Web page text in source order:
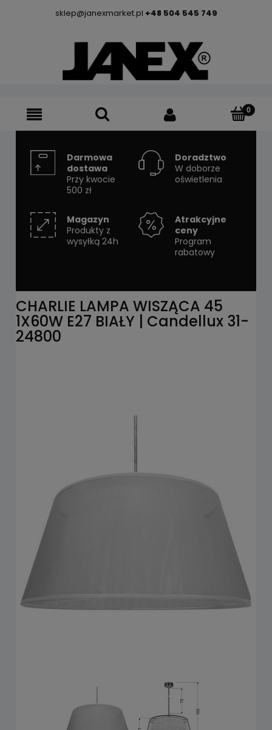
sklep@janexmarket.pl +48 504 545 749
Darmowa
dostawa
Przy kwocie
500 zł
Doradztwo
W doborze
oświetlenia
Magazyn
Produkty z
wysyłką 24h
Atrakcyjne
ceny
Program
rabatowy
CHARLIE LAMPA WISZĄCA 45
1X60W E27 BIAŁY | Candellux 31-
24800